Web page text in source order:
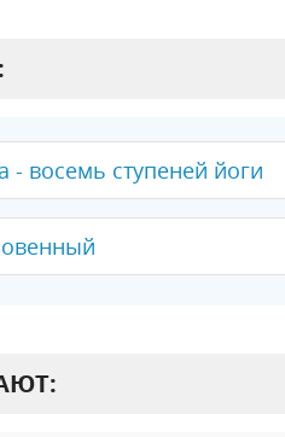
- восемь ступеней йоги